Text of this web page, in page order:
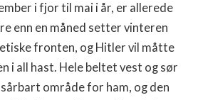
i fjor til mai i år, er al­lerede
enn en måned setter vinteren
fronten, og Hitler vil måtte
i all hast. Hele beltet vest og sør
område for ham, og den